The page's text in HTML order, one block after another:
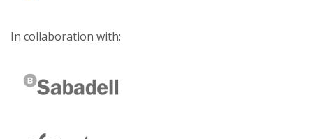
In collaboration with: